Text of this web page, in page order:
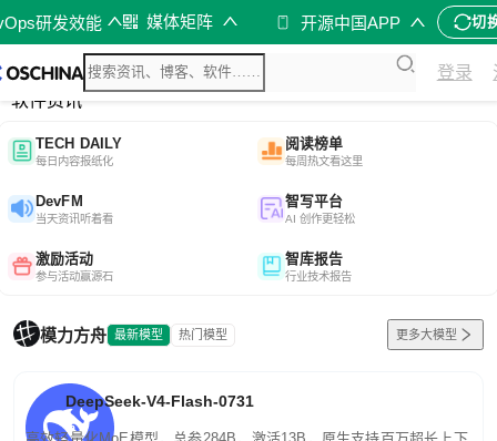
研发效能 媒体矩阵 开源中国APP 切
登录
综合
开源资讯
软件资讯
TECH DAILY
每日内容报纸化
阅读榜单
每周热文看这里
DevFM
当天资讯听着看
智写平台
AI 创作更轻松
激励活动
参与活动赢源石
智库报告
行业技术报告
模力方舟 最新模型 热门模型 更多大模型
DeepSeek-V4-Flash-0731